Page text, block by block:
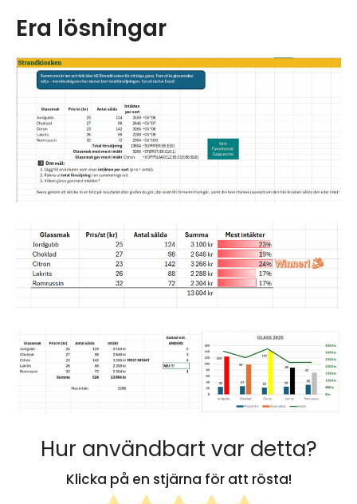
Era lösningar
Hur användbart var detta?
Klicka på en stjärna för att rösta!